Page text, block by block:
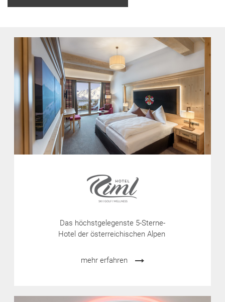
Das höchstgelegenste 5-Sterne-
Hotel der österreichischen Alpen
mehr erfahren